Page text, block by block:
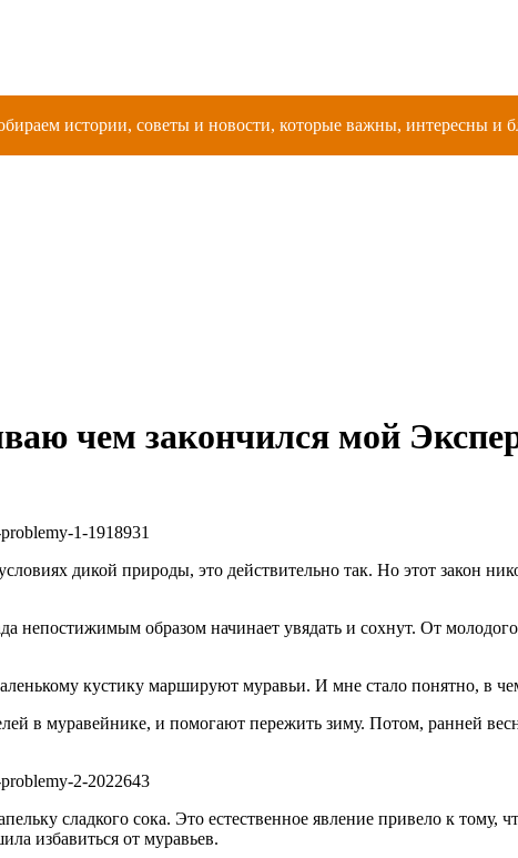
истории, советы и новости, которые важны, интересны
чем закончился мой
дикой природы, это действительно так. Но этот закон
непостижимым образом начинает увядать и сохнут. От
кустику маршируют муравьи. И мне стало понятно, в
в муравейнике, и помогают пережить зиму. Потом, ранней
сладкого сока. Это естественное явление привело к тому,
избавиться от муравьев.